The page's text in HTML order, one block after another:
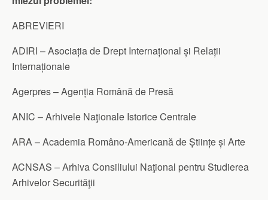
ABREVIERI
ADIRI – Asociația de Drept Internațional și Relații
Internaționale
Agerpres – Agenția Română de Presă
ANIC – Arhivele Naţionale Istorice Centrale
ARA – Academia Româno-Americană de Științe și Arte
ACNSAS – Arhiva Consiliului Naţional pentru Studierea
Arhivelor Securităţii